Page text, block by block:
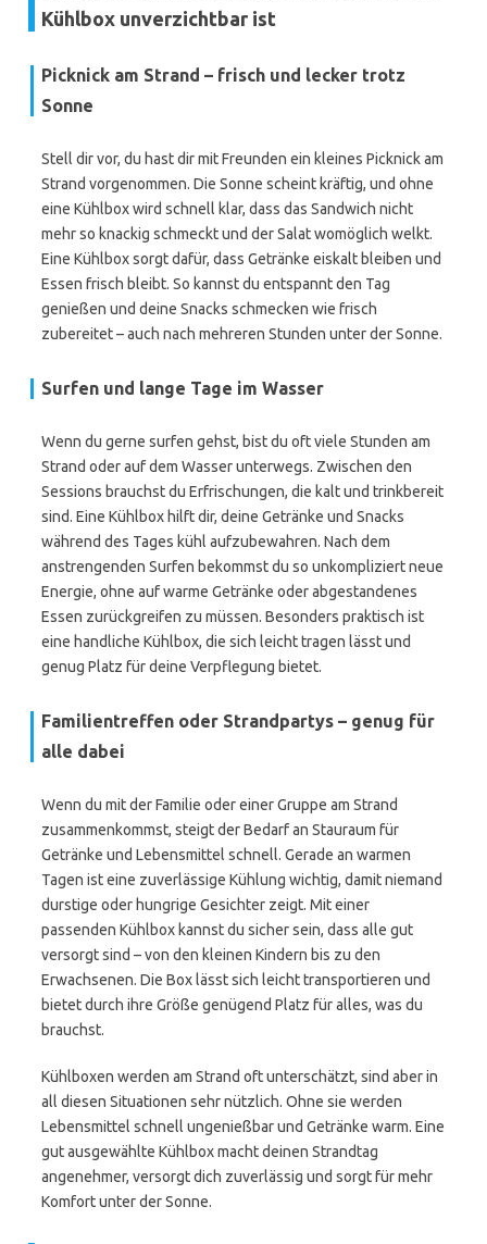
Kühlbox unverzichtbar ist
Picknick am Strand – frisch und lecker trotz
Sonne
Stell dir vor, du hast dir mit Freunden ein kleines Picknick am
Strand vorgenommen. Die Sonne scheint kräftig, und ohne
eine Kühlbox wird schnell klar, dass das Sandwich nicht
mehr so knackig schmeckt und der Salat womöglich welkt.
Eine Kühlbox sorgt dafür, dass Getränke eiskalt bleiben und
Essen frisch bleibt. So kannst du entspannt den Tag
genießen und deine Snacks schmecken wie frisch
zubereitet – auch nach mehreren Stunden unter der Sonne.
Surfen und lange Tage im Wasser
Wenn du gerne surfen gehst, bist du oft viele Stunden am
Strand oder auf dem Wasser unterwegs. Zwischen den
Sessions brauchst du Erfrischungen, die kalt und trinkbereit
sind. Eine Kühlbox hilft dir, deine Getränke und Snacks
während des Tages kühl aufzubewahren. Nach dem
anstrengenden Surfen bekommst du so unkompliziert neue
Energie, ohne auf warme Getränke oder abgestandenes
Essen zurückgreifen zu müssen. Besonders praktisch ist
eine handliche Kühlbox, die sich leicht tragen lässt und
genug Platz für deine Verpflegung bietet.
Familientreffen oder Strandpartys – genug für
alle dabei
Wenn du mit der Familie oder einer Gruppe am Strand
zusammenkommst, steigt der Bedarf an Stauraum für
Getränke und Lebensmittel schnell. Gerade an warmen
Tagen ist eine zuverlässige Kühlung wichtig, damit niemand
durstige oder hungrige Gesichter zeigt. Mit einer
passenden Kühlbox kannst du sicher sein, dass alle gut
versorgt sind – von den kleinen Kindern bis zu den
Erwachsenen. Die Box lässt sich leicht transportieren und
bietet durch ihre Größe genügend Platz für alles, was du
brauchst.
Kühlboxen werden am Strand oft unterschätzt, sind aber in
all diesen Situationen sehr nützlich. Ohne sie werden
Lebensmittel schnell ungenießbar und Getränke warm. Eine
gut ausgewählte Kühlbox macht deinen Strandtag
angenehmer, versorgt dich zuverlässig und sorgt für mehr
Komfort unter der Sonne.